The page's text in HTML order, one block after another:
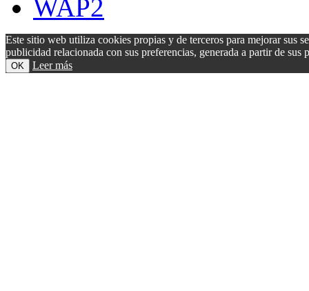
WAP2
Este sitio web utiliza cookies propias y de terceros para mejorar sus
publicidad relacionada con sus preferencias, generada a partir de
OK Leer más